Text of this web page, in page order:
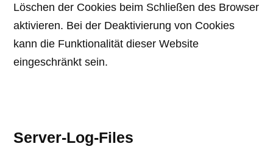
Löschen der Cookies beim Schließen des Browser
aktivieren. Bei der Deaktivierung von Cookies
kann die Funktionalität dieser Website
eingeschränkt sein.
Server-Log-Files